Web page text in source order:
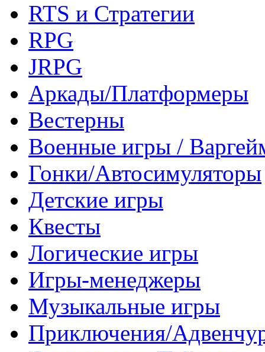
RTS и Стратегии
RPG
JRPG
Аркады/Платформеры
Вестерны
Военные игры /
Гонки/Автосимуляторы
Детские игры
Квесты
Логические игры
Игры-менеджеры
Музыкальные игры
Приключения/